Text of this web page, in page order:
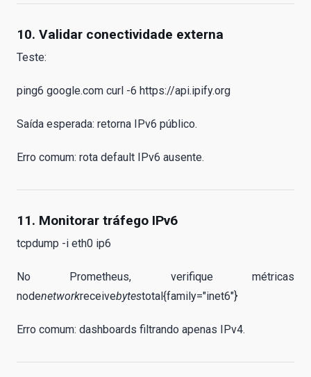
10. Validar conectividade externa
Teste:
ping6 google.com curl -6 https://api.ipify.org
Saída esperada: retorna IPv6 público.
Erro comum: rota default IPv6 ausente.
11. Monitorar tráfego IPv6
tcpdump -i eth0 ip6
No Prometheus, verifique métricas
nodenetworkreceivebytestotal{family="inet6"}
Erro comum: dashboards filtrando apenas IPv4.